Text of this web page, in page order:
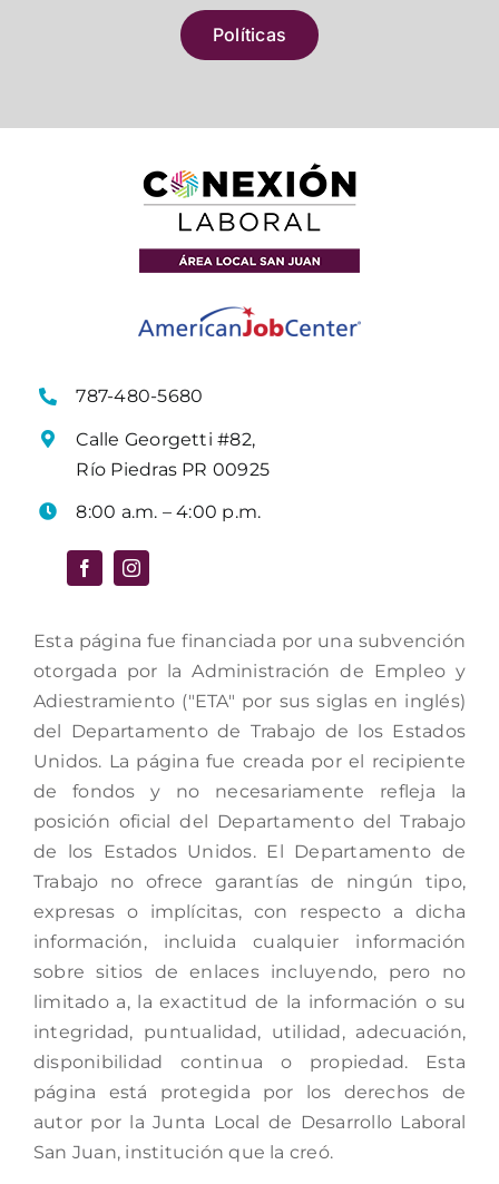
Políticas
787-480-5680
Calle Georgetti #82,
Río Piedras PR 00925
8:00 a.m. – 4:00 p.m.
Esta página fue financiada por una subvención
otorgada por la Administración de Empleo y
Adiestramiento ("ETA" por sus siglas en inglés)
del Departamento de Trabajo de los Estados
Unidos. La página fue creada por el recipiente
de fondos y no necesariamente refleja la
posición oficial del Departamento del Trabajo
de los Estados Unidos. El Departamento de
Trabajo no ofrece garantías de ningún tipo,
expresas o implícitas, con respecto a dicha
información, incluida cualquier información
sobre sitios de enlaces incluyendo, pero no
limitado a, la exactitud de la información o su
integridad, puntualidad, utilidad, adecuación,
disponibilidad continua o propiedad. Esta
página está protegida por los derechos de
autor por la Junta Local de Desarrollo Laboral
San Juan, institución que la creó.